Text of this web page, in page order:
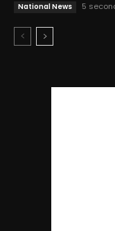
National News 5